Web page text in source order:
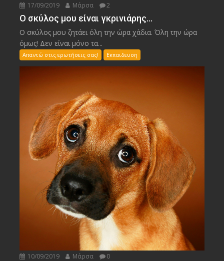
17/09/2019 Μάρσα 2
Ο σκύλος μου είναι γκρινιάρης…
Ο σκύλος μου ζητάει όλη την ώρα χάδια. Όλη την ώρα
όμως! Δεν είναι μόνο τα...
Απαντώ στις ερωτήσεις σας! Εκπαιδευση
10/09/2019 Μάρσα 0